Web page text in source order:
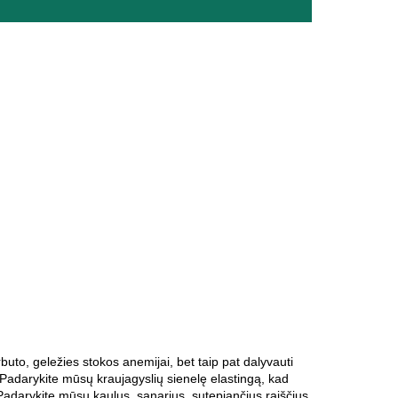
geležies stokos anemijai, bet taip pat dalyvauti
mūsų kraujagyslių sienelę elastingą, kad
mūsų kaulus, sąnarius, sutepiančius raiščius